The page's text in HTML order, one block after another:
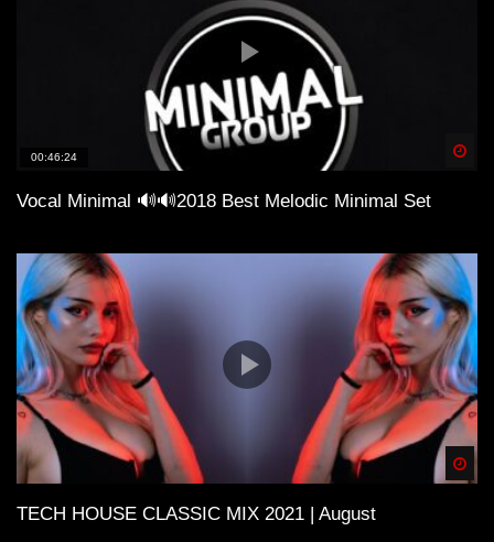
00:46:24
Vocal Minimal 🔊🔊2018 Best Melodic Minimal Set
TECH HOUSE CLASSIC MIX 2021 | August